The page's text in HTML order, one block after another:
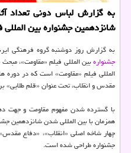
به گزارش لباس دونی تعداد
شانزدهمین جشنواره بین
به گزارش روز دوشنبه گروه فرهنگی
جشنوارهبین المللی فیلم «مقاومت»،
المللی فیلم «مقاومت» است که در دوره
مقدس و انقلاب، تحت عنوان «قلم طلایی»
با گسترده شدن مفهوم مقاومت و جهت
همزمان با بین المللی شدن شانزدهمین
چهار شاخه اصلی «انقلاب»، «دفاع
جشنواره طراحی شده است.